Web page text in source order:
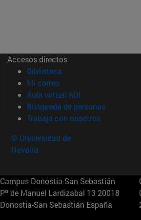
Accesos directos
Biblioteca (abre en nueva
Mi correo(abre en nueva ventana)
Aula virtual ADI (abre en nueva
Búsqueda de personas(abre en
Trabaja con nosotros(abre en
© Universidad de
Navarra
Campus Donostia-San Sebastián
Pº de Manuel Lardizabal 13 20018
Donostia-San Sebastián España